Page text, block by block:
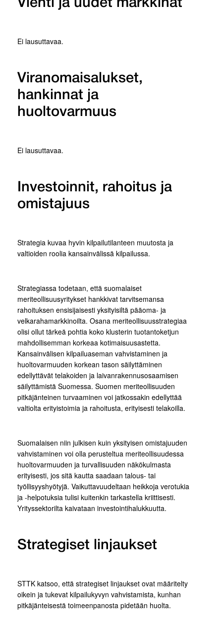
Vienti ja uudet markkinat
Ei lausuttavaa.
Viranomaisalukset,
hankinnat ja
huoltovarmuus
Ei lausuttavaa.
Investoinnit, rahoitus ja
omistajuus
Strategia kuvaa hyvin kilpailutilanteen muutosta ja
valtioiden roolia kansainvälissä kilpailussa.
Strategiassa todetaan, että suomalaiset
meriteollisuusyritykset hankkivat tarvitsemansa
rahoituksen ensisijaisesti yksityisiltä pääoma- ja
velkarahamarkkinoilta. Osana meriteollisuusstrategiaa
olisi ollut tärkeä pohtia koko klusterin tuotantoketjun
mahdollisemman korkeaa kotimaisuusastetta.
Kansainvälisen kilpailuaseman vahvistaminen ja
huoltovarmuuden korkean tason säilyttäminen
edellyttävät telakoiden ja laivanrakennusosaamisen
säilyttämistä Suomessa. Suomen meriteollisuuden
pitkäjänteinen turvaaminen voi jatkossakin edellyttää
valtiolta erityistoimia ja rahoitusta, erityisesti telakoilla.
Suomalaisen niin julkisen kuin yksityisen omistajuuden
vahvistaminen voi olla perusteltua meriteollisuudessa
huoltovarmuuden ja turvallisuuden näkökulmasta
erityisesti, jos sitä kautta saadaan talous- tai
työllisyyshyötyjä. Vaikuttavuudeltaan heikkoja verotukia
ja -helpotuksia tulisi kuitenkin tarkastella kriittisesti.
Yrityssektorilta kaivataan investointihalukkuutta.
Strategiset linjaukset
STTK katsoo, että strategiset linjaukset ovat määritelty
oikein ja tukevat kilpailukyvyn vahvistamista, kunhan
pitkäjänteisestä toimeenpanosta pidetään huolta.